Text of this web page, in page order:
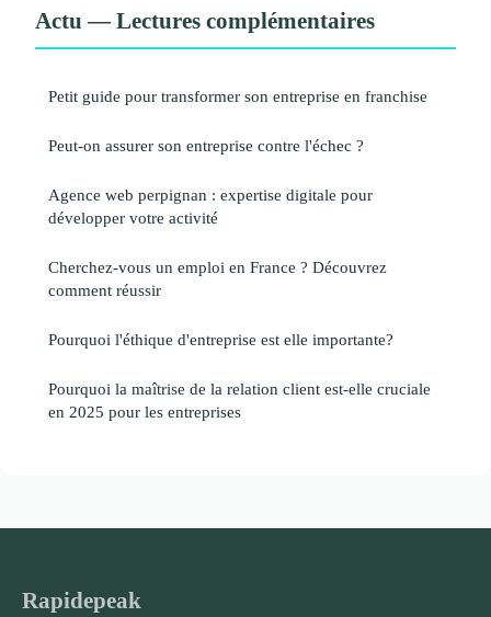
Actu — Lectures complémentaires
Petit guide pour transformer son entreprise en franchise
Peut-on assurer son entreprise contre l'échec ?
Agence web perpignan : expertise digitale pour
développer votre activité
Cherchez-vous un emploi en France ? Découvrez
comment réussir
Pourquoi l'éthique d'entreprise est elle importante?
Pourquoi la maîtrise de la relation client est-elle cruciale
en 2025 pour les entreprises
Rapidepeak